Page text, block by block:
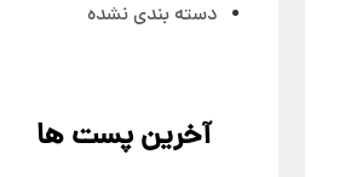
دسته بندی نشده
آخرین پست ها